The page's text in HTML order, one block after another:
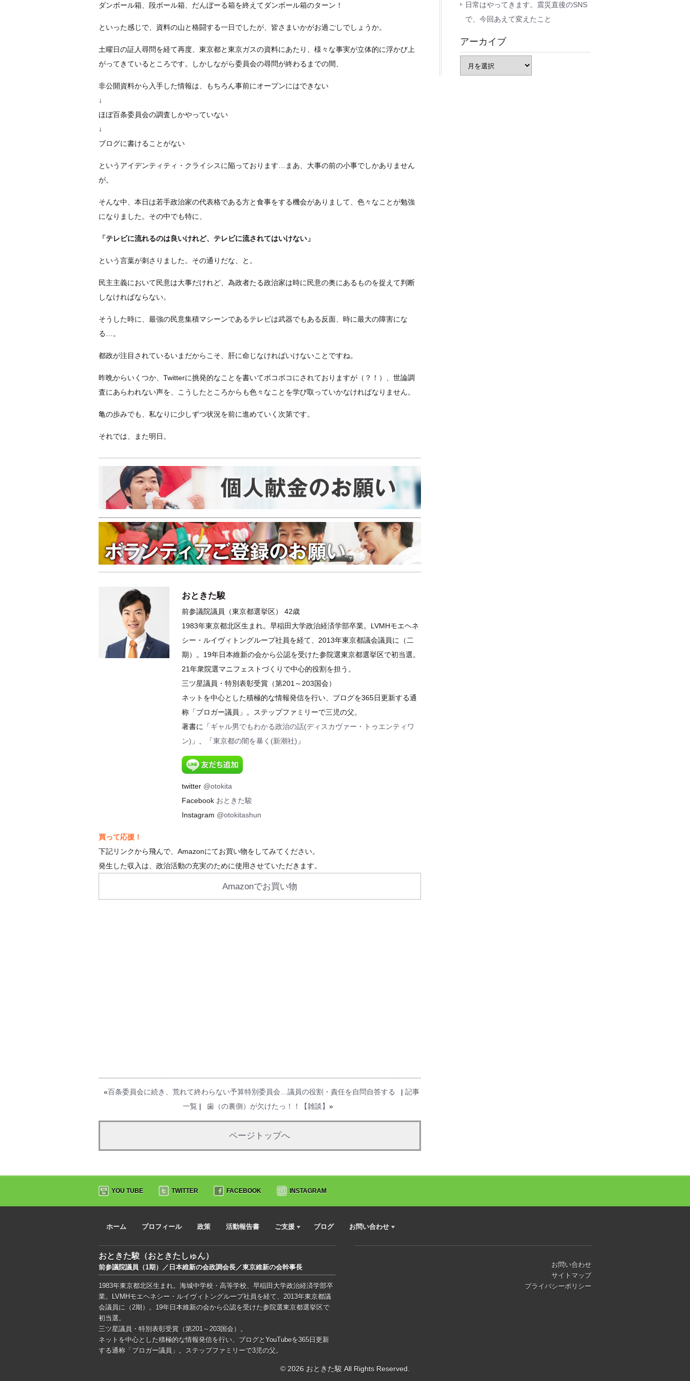
ダンボール箱、段ボール箱、だんぼーる箱を終えてダンボール箱のターン！
といった感じで、資料の山と格闘する一日でしたが、皆さまいかがお過ごしでしょうか。
土曜日の証人尋問を経て再度、東京都と東京ガスの資料にあたり、様々な事実が立体的に浮かび上
がってきているところです。しかしながら委員会の尋問が終わるまでの間、
非公開資料から入手した情報は、もちろん事前にオープンにはできない
↓
ほぼ百条委員会の調査しかやっていない
↓
ブログに書けることがない
というアイデンティティ・クライシスに陥っております…まあ、大事の前の小事でしかありません
が。
そんな中、本日は若手政治家の代表格である方と食事をする機会がありまして、色々なことが勉強
になりました。その中でも特に、
「テレビに流れるのは良いけれど、テレビに流されてはいけない」
という言葉が刺さりました。その通りだな、と。
民主主義において民意は大事だけれど、為政者たる政治家は時に民意の奥にあるものを捉えて判断
しなければならない。
そうした時に、最強の民意集積マシーンであるテレビは武器でもある反面、時に最大の障害にな
る…。
都政が注目されているいまだからこそ、肝に命じなければいけないことですね。
昨晩からいくつか、Twitterに挑発的なことを書いてボコボコにされておりますが（？！）、世論調
査にあらわれない声を、こうしたところからも色々なことを学び取っていかなければなりません。
亀の歩みでも、私なりに少しずつ状況を前に進めていく次第です。
それでは、また明日。
おときた駿
前参議院議員（東京都選挙区） 42歳
1983年東京都北区生まれ。早稲田大学政治経済学部卒業。LVMHモエヘネ
シー・ルイヴィトングループ社員を経て、2013年東京都議会議員に（二
期）。19年日本維新の会から公認を受けた参院選東京都選挙区で初当選。
21年衆院選マニフェストづくりで中心的役割を担う。
三ツ星議員・特別表彰受賞（第201～203国会）
ネットを中心とした積極的な情報発信を行い、ブログを365日更新する通
称「ブロガー議員」。ステップファミリーで三児の父。
著書に「ギャル男でもわかる政治の話(ディスカヴァー・トゥエンティワ
ン) 」、「東京都の闇を暴く(新潮社) 」
twitter @otokita
Facebook おときた駿
Instagram @otokitashun
買って応援！
下記リンクから飛んで、Amazonにてお買い物をしてみてください。
発生した収入は、政治活動の充実のために使用させていただきます。
Amazonでお買い物
«百条委員会に続き、荒れて終わらない予算特別委員会…議員の役割・責任を自問自答する | 記事
一覧 | 歯（の裏側）が欠けたっ！！【雑談】 »
ページトップへ
日常はやってきます。震災直後のSNS
で、今回あえて変えたこと
アーカイブ
YOU TUBE TWITTER FACEBOOK INSTAGRAM
ホーム プロフィール 政策 活動報告書 ご支援 ブログ お問い合わせ
おときた駿（おときたしゅん）
前参議院議員（1期）／日本維新の会政調会長／東京維新の会幹事長
1983年東京都北区生まれ。海城中学校・高等学校、早稲田大学政治経済学部卒
業。LVMHモエヘネシー・ルイヴィトングループ社員を経て、2013年東京都議
会議員に（2期）。19年日本維新の会から公認を受けた参院選東京都選挙区で
初当選。
三ツ星議員・特別表彰受賞（第201～203国会）。
ネットを中心とした積極的な情報発信を行い、ブログとYouTubeを365日更新
する通称「ブロガー議員」。ステップファミリーで3児の父。
お問い合わせ
サイトマップ
プライバシーポリシー
© 2026 おときた駿 All Rights Reserved.